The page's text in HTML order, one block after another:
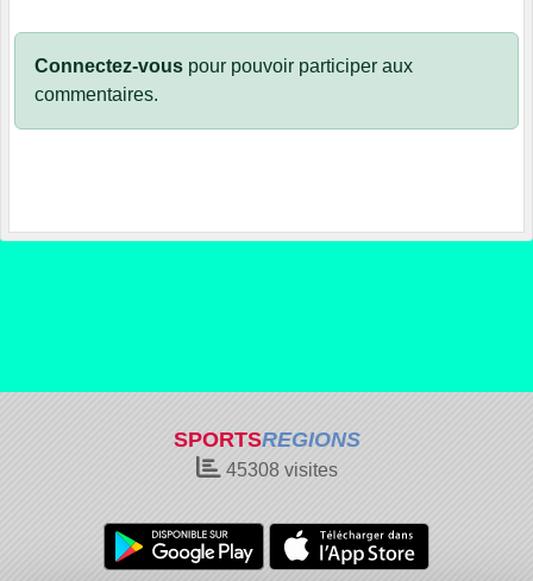
Connectez-vous pour pouvoir participer aux
commentaires.
SPORTSREGIONS
45308visites